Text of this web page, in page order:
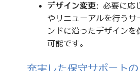
デザイン変更: 必要に応
やリニューアルを行うサ
ンドに沿ったデザインを
可能です。
充実した保守サポート